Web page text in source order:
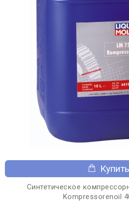
Купить
Синтетическое
Kompressorenoil